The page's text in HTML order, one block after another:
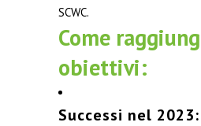
SCWC.
Come
obiettivi:
Successi nel 2023: